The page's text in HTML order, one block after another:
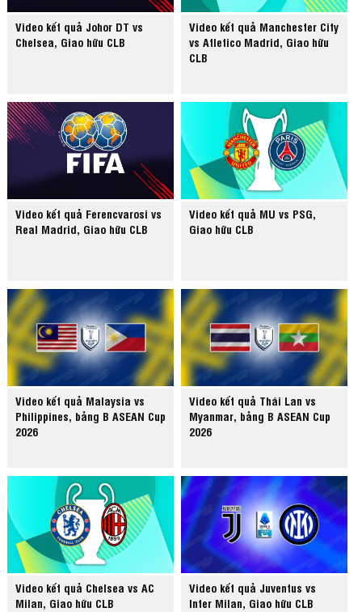
Video kết quả Johor DT vs
Chelsea, Giao hữu CLB
Video kết quả Manchester City
vs Atletico Madrid, Giao hữu
CLB
Video kết quả Ferencvarosi vs
Real Madrid, Giao hữu CLB
Video kết quả MU vs PSG,
Giao hữu CLB
Video kết quả Malaysia vs
Philippines, bảng B ASEAN Cup
2026
Video kết quả Thái Lan vs
Myanmar, bảng B ASEAN Cup
2026
Video kết quả Chelsea vs AC
Milan, Giao hữu CLB
Video kết quả Juventus vs
Inter Milan, Giao hữu CLB